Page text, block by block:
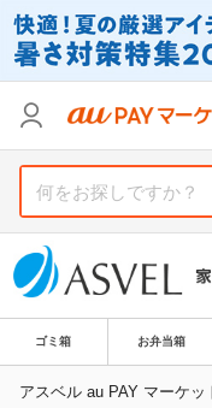
ゴミ箱 お弁当箱
アスベル au PAY マーケッ
支払い方法
その他の条件
送料無料
Pontaパス特典対象す
支払い方法
その他の条件
送料無料
Pontaパス特典対象す